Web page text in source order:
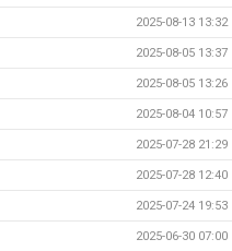
2025-08-13 13:32
2025-08-05 13:37
2025-08-05 13:26
2025-08-04 10:57
2025-07-28 21:29
2025-07-28 12:40
2025-07-24 19:53
2025-06-30 07:00